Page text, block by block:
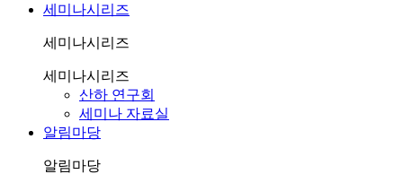
세미나시리즈
세미나시리즈
세미나시리즈
산하 연구회
세미나 자료실
알림마당
알림마당